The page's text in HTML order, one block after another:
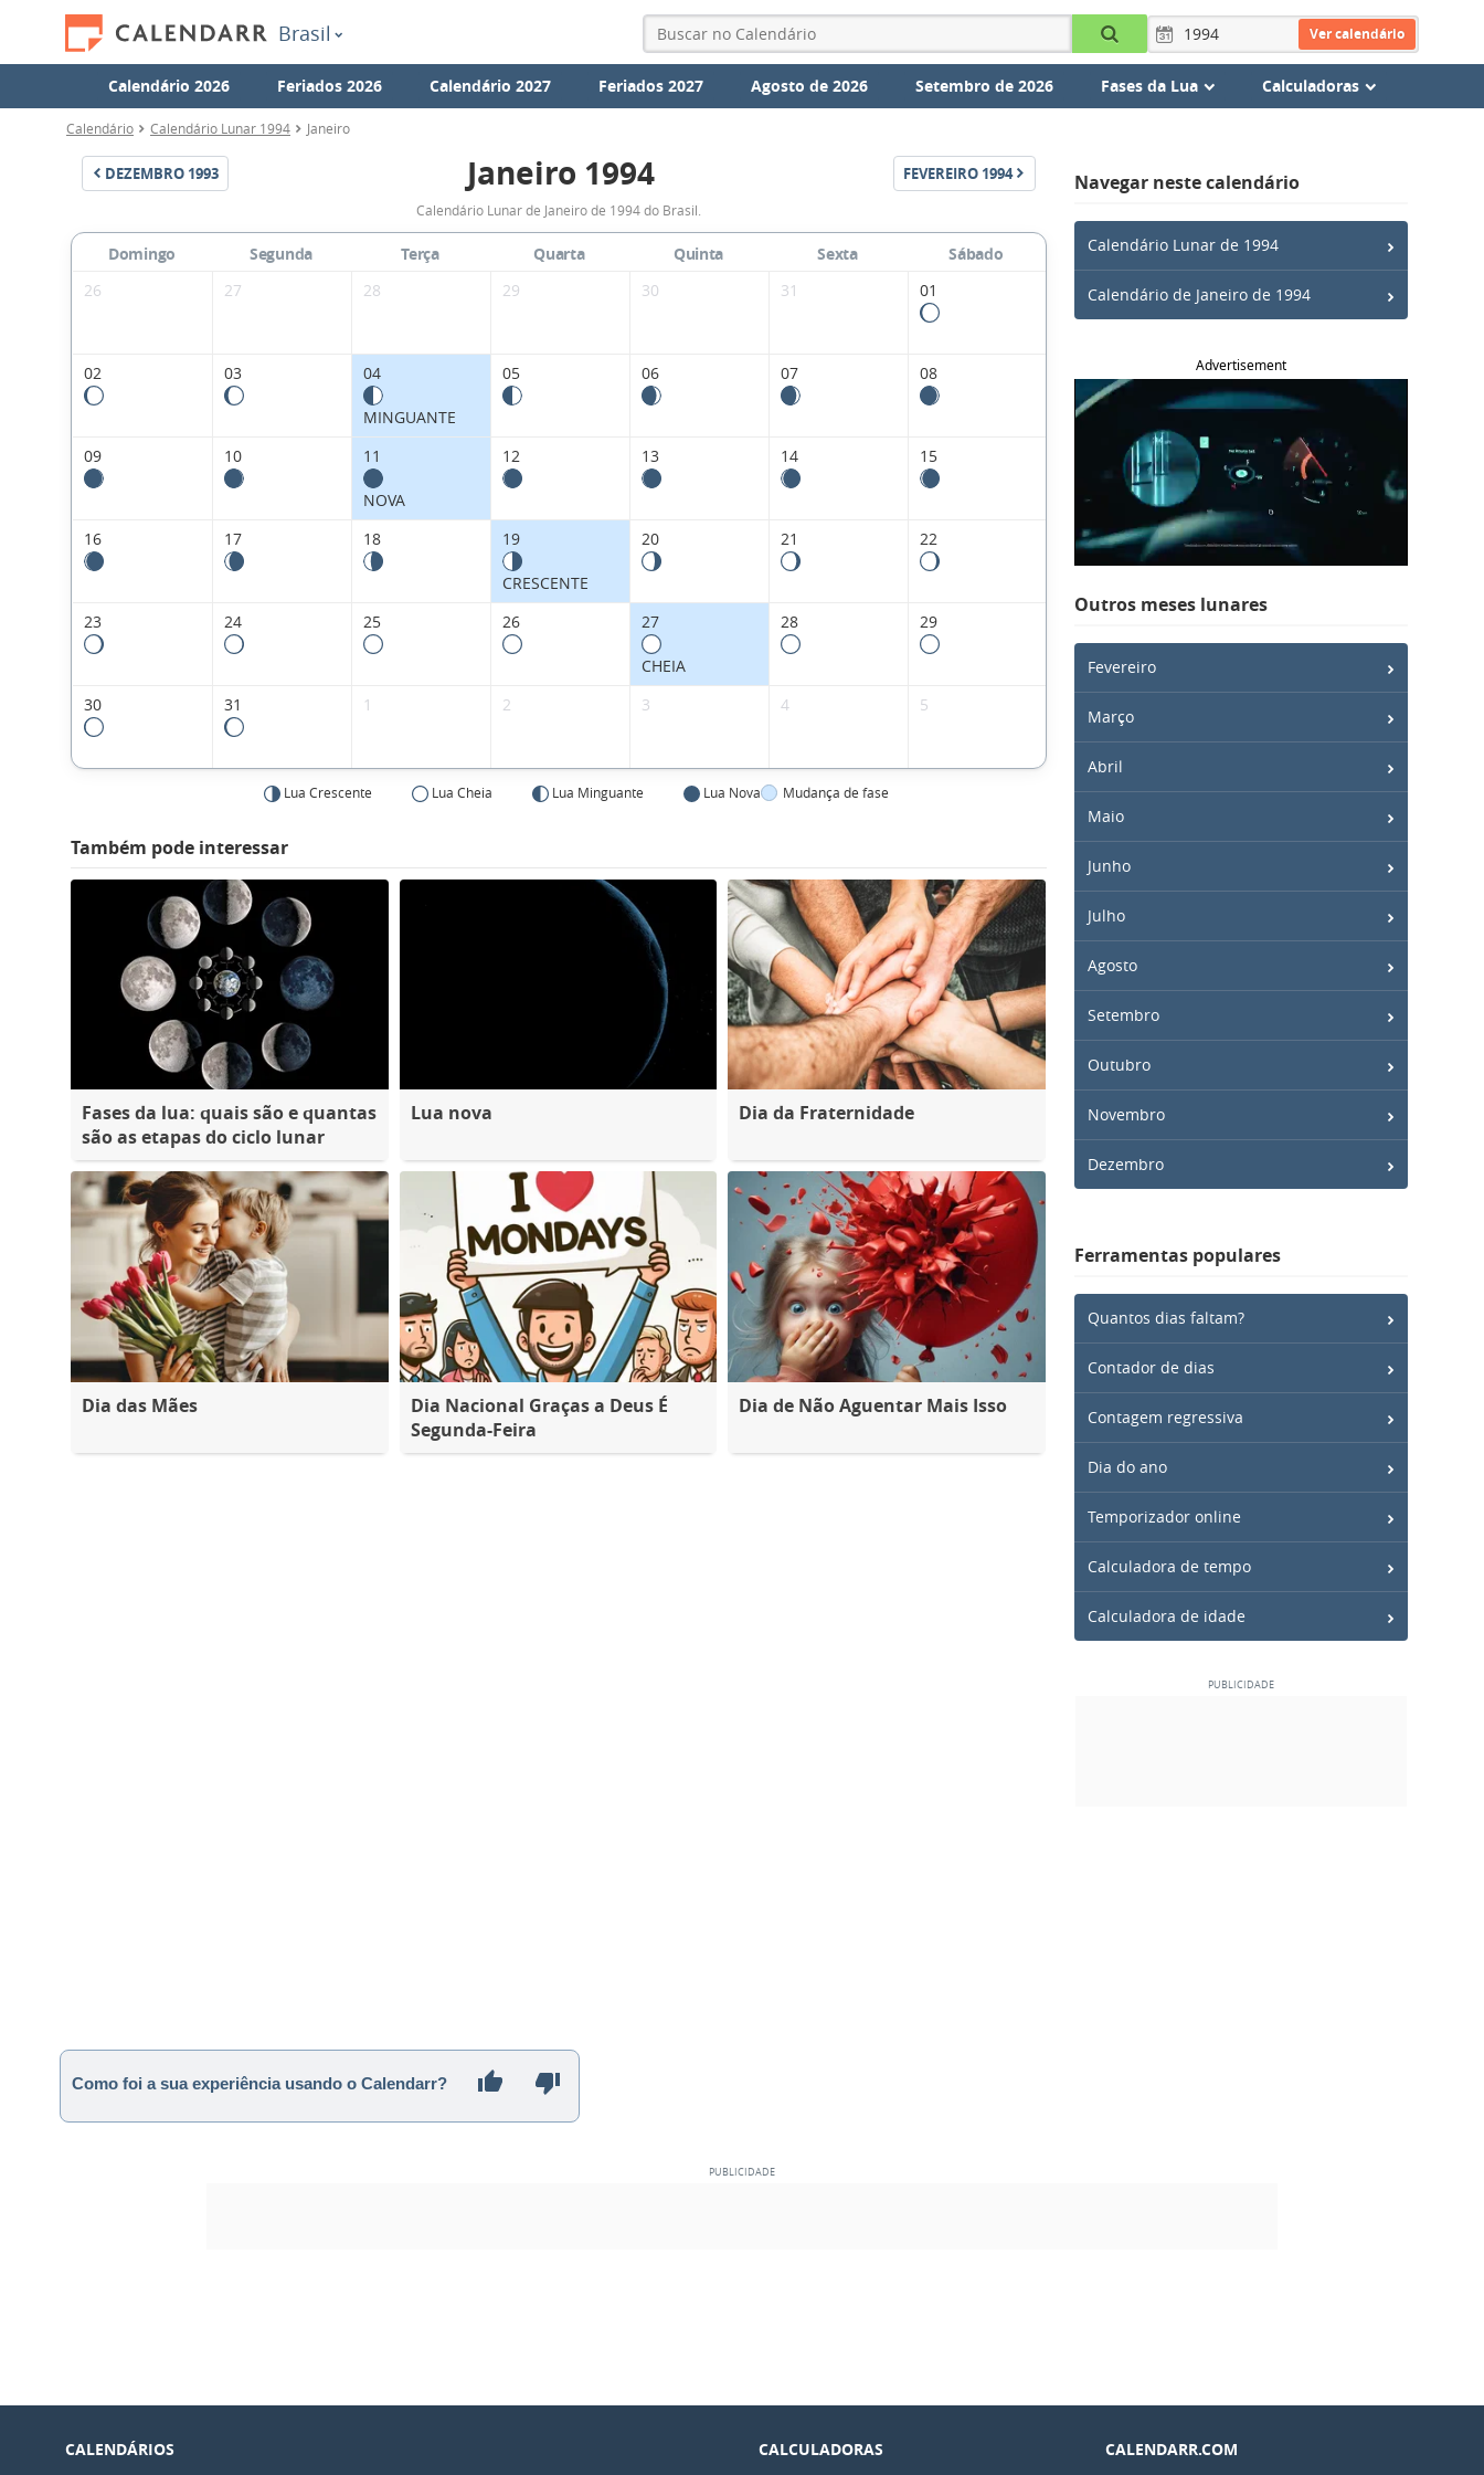
Brasil Ver calendário
Calendário 2026 Feriados 2026 Calendário 2027 Feriados 2027 Agosto de 2026 Setembro de 2026 Fases da Lua Calculadoras
Calendário Calendário Lunar 1994 Janeiro
DEZEMBRO 1993
Fases
da
Lua
Janeiro 1994 FEVEREIRO 1994
Calendário Lunar de Janeiro de 1994 do Brasil.
Domingo Segunda Terça Quarta Quinta Sexta
Sábado
26
27 28 29 30 31 01
02 03 04
MINGUANTE
05 06 07 08
09 10 11
NOVA
12 13 14 15
16 17 18 19
CRESCENTE
20 21 22
23 24 25 26 27
CHEIA
28 29
30 31 1 2 3 4 5
Lua Crescente Lua Cheia Lua Minguante Lua Nova Mudança de fase
Também pode interessar
Fases da lua: quais são e quantas
são as etapas do ciclo lunar
Lua nova Dia da Fraternidade
Dia das Mães
Dia Nacional Graças a Deus É
Segunda-Feira
Dia de Não Aguentar Mais Isso
Navegar neste calendário
Calendário Lunar de 1994
Calendário de Janeiro de 1994
Advertisement
Outros meses lunares
Fevereiro
Março
Abril
Maio
Junho
Julho
Agosto
Setembro
Outubro
Novembro
Dezembro
Ferramentas populares
Quantos dias faltam?
Contador de dias
Contagem regressiva
Dia do ano
Temporizador online
Calculadora de tempo
Calculadora de idade
Como foi a sua experiência usando o Calendarr?
CALENDÁRIOS CALCULADORAS CALENDARR.COM